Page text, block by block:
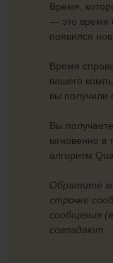
Время,
— это время
появился
Время
вашего
вы получили
Вы
мгновенно в
алгоритм
Обратите
строчке
сообщения
совпадают.